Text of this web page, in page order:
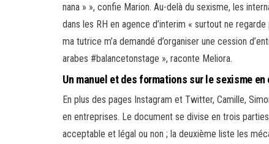
nana » », confie Marion. Au-delà du sexisme, les
dans les RH en agence d’interim « surtout ne
ma tutrice m’a demandé d’organiser une cession
arabes #balancetonstage », raconte Meliora.
Un manuel et des formations sur le sexisme
En plus des pages Instagram et Twitter, Camille,
en entreprises. Le document se divise en trois
acceptable et légal ou non ; la deuxième liste les